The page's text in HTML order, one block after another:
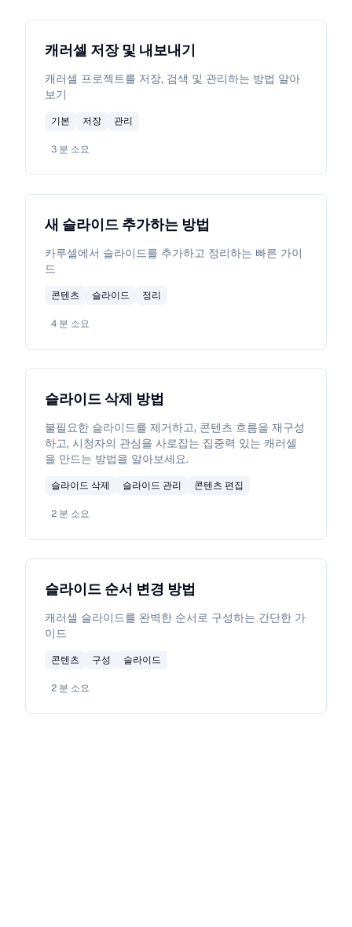
캐러셀 저장 및 내보내기
캐러셀 프로젝트를 저장, 검색 및 관리하는 방법 알아
보기
기본 저장 관리
3 분 소요
새 슬라이드 추가하는 방법
카루셀에서 슬라이드를 추가하고 정리하는 빠른 가이
드
콘텐츠 슬라이드 정리
4 분 소요
슬라이드 삭제 방법
불필요한 슬라이드를 제거하고, 콘텐츠 흐름을 재구성
하고, 시청자의 관심을 사로잡는 집중력 있는 캐러셀
을 만드는 방법을 알아보세요.
슬라이드 삭제 슬라이드 관리 콘텐츠 편집
2 분 소요
슬라이드 순서 변경 방법
캐러셀 슬라이드를 완벽한 순서로 구성하는 간단한 가
이드
콘텐츠 구성 슬라이드
2 분 소요